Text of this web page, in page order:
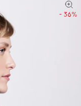
- 36%